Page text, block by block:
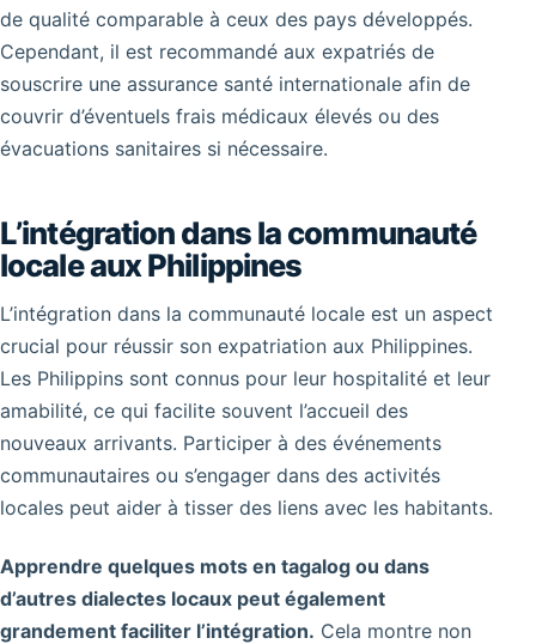
de qualité comparable à ceux des pays développés.
Cependant, il est recommandé aux expatriés de
souscrire une assurance santé internationale afin de
couvrir d’éventuels frais médicaux élevés ou des
évacuations sanitaires si nécessaire.
L’intégration dans la communauté
locale aux Philippines
L’intégration dans la communauté locale est un aspect
crucial pour réussir son expatriation aux Philippines.
Les Philippins sont connus pour leur hospitalité et leur
amabilité, ce qui facilite souvent l’accueil des
nouveaux arrivants. Participer à des événements
communautaires ou s’engager dans des activités
locales peut aider à tisser des liens avec les habitants.
Apprendre quelques mots en tagalog ou dans
d’autres dialectes locaux peut également
grandement faciliter l’intégration. Cela montre non